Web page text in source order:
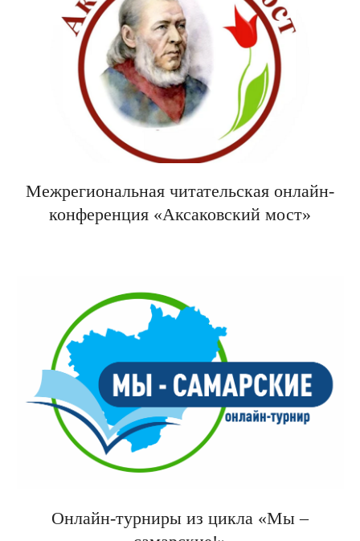
Межрегиональная читательская онлайн-
конференция «Аксаковский мост»
Онлайн-турниры из цикла «Мы –